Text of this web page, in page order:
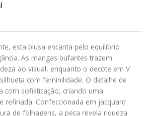
esta blusa encanta pelo equilíbrio
As mangas bufantes trazem
ao visual, enquanto o decote em V
com feminilidade. O detalhe de
com sofisticação, criando uma
refinada. Confeccionada em jacquard
de folhagens, a peça revela riqueza